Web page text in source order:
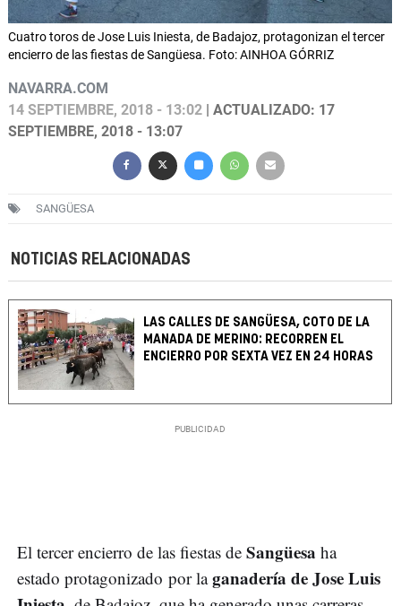
Cuatro toros de Jose Luis Iniesta, de Badajoz, protagonizan el tercer
encierro de las fiestas de Sangüesa. Foto: AINHOA GÓRRIZ
NAVARRA.COM
14 SEPTIEMBRE, 2018 - 13:02 | ACTUALIZADO: 17
SEPTIEMBRE, 2018 - 13:07
SANGÜESA
NOTICIAS RELACIONADAS
LAS CALLES DE SANGÜESA, COTO DE LA
MANADA DE MERINO: RECORREN EL
ENCIERRO POR SEXTA VEZ EN 24 HORAS
El tercer encierro de las fiestas de Sangüesa ha
estado protagonizado por laganadería de Jose Luis